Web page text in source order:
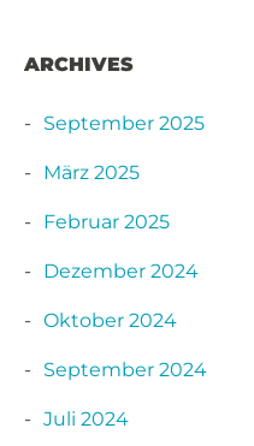
ARCHIVES
September 2025
März 2025
Februar 2025
Dezember 2024
Oktober 2024
September 2024
Juli 2024